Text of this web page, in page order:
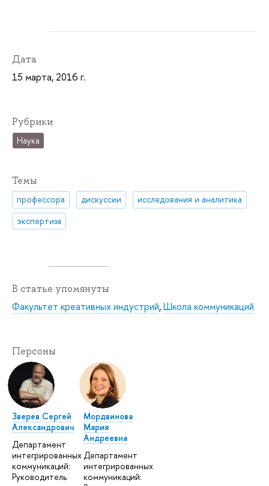
Дата
15 марта, 2016 г.
Рубрики
Наука
Темы
профессора дискуссии
исследования и аналитика
экспертиза
В статье упомянуты
Факультет креативных индустрий,Школа коммуникаций
Персоны
Зверев Сергей
Александрович
Департамент
интегрированных
коммуникаций:
Руководитель
Мордвинова
Мария
Андреевна
Департамент
интегрированных
коммуникаций: